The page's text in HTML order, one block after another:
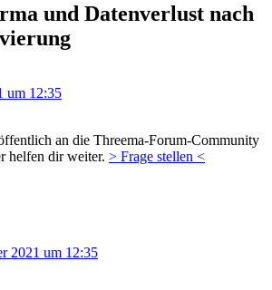
und Datenverlust nach
um 12:35
an die Threema-Forum-Community
helfen dir weiter. > Frage stellen <
2021 um 12:35